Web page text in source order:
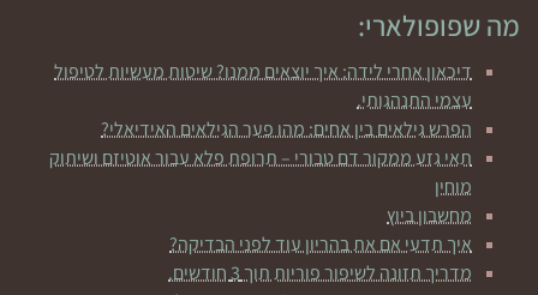
מה שפופולארי:
דיכאון אחרי לידה: איך יוצאים ממנו? שיטות מעשיות לטיפול
עצמי התנהגותי.
הפרש גילאים בין אחים: מהו פער הגילאים האידיאלי?
תאי גזע ממקור דם טבורי – תרופת פלא עבור אוטיזם ושיתוק
מוחין
מחשבון ביוץ
איך תדעי אם את בהריון עוד לפני הבדיקה?
מדריך תזונה לשיפור פוריות תוך 3 חודשים.